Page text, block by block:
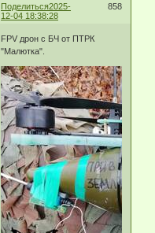
Поделиться 858
2025-
12-04 18:38:28
FPV дрон с БЧ от ПТРК
"Малютка".